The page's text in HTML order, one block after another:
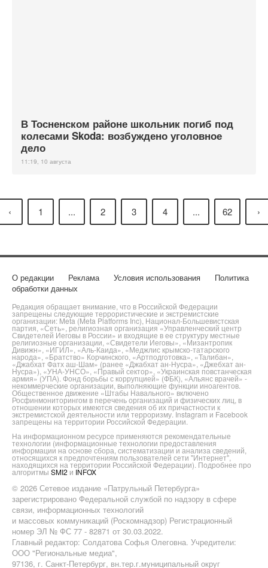
В Тосненском районе школьник погиб под
колесами Skoda: возбуждено уголовное
дело
11:19, 10 августа
‹ 1 ... 2 3 4 ... 62 ›
О редакции Реклама Условия использования
Политика
обработки данных
Редакция обращает внимание, что в Российской Федерации
запрещены следующие террористические и экстремистские
организации: Meta (Meta Platforms Inc), Национал-Большевистская
партия, «Сеть», религиозная организация «Управленческий центр
Свидетелей Иеговы в России» и входящие в ее структуру местные
религиозные организации, «Свидетели Иеговы», «Мизантропик
Дивижн», «ИГИЛ», «Аль-Каида», «Меджлис крымско-татарского
народа», «Братство» Корчинского, «Артподготовка», «Талибан»,
«Джабхат Фатх аш-Шам» (ранее «Джабхат ан-Нусра», «Джебхат ан-
Нусра»), «УНА-УНСО», «Правый сектор», «Украинская повстанческая
армия» (УПА). Фонд борьбы с коррупцией» (ФБК), «Альянс врачей» -
некоммерческие организации, выполняющие функции иноагентов.
Общественное движение «Штабы Навального» включено
Росфинмониторингом в перечень организаций и физических лиц, в
отношении которых имеются сведения об их причастности к
экстремистской деятельности или терроризму. Instagram и Facebook
запрещены на территории Российской Федерации.
На информационном ресурсе применяются рекомендательные
технологии (информационные технологии предоставления
информации на основе сбора, систематизации и анализа сведений,
относящихся к предпочтениям пользователей сети "Интернет",
находящихся на территории Российской Федерации). Подробнее про
алгоритмы SMI2 и INFOX
© 2026 Сетевое издание «Патрульный Петербурга»
зарегистрировано Федеральной службой по надзору в сфере
связи, информационных технологий
и массовых коммуникаций (Роскомнадзор) Регистрационный
номер ЭЛ № ФС 77 - 82871 от 30.03.2022.
Главный редактор: Солдатова Софья Олеговна. Учредители:
ООО "Региональные медиа",
97136, г. Санкт-Петербург, вн.тер.г.муниципальный округ